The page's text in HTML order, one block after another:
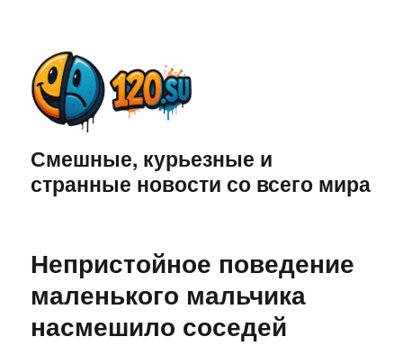
Смешные, курьезные и
странные новости со всего мира
Непристойное поведение
маленького мальчика
насмешило соседей